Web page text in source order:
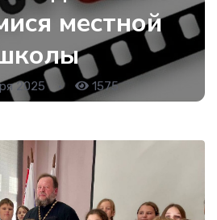
местной
2025 • 1575